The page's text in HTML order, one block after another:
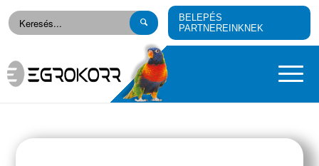
BELEPÉS
PARTNEREINKNEK